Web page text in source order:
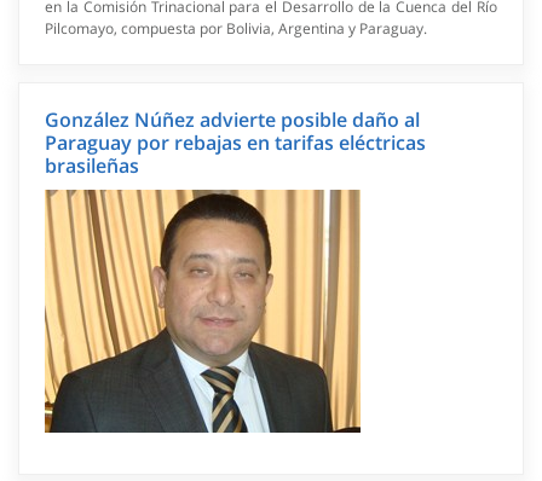
en la Comisión Trinacional para el Desarrollo de la Cuenca del Río
Pilcomayo, compuesta por Bolivia, Argentina y Paraguay.
González Núñez advierte posible daño al
Paraguay por rebajas en tarifas eléctricas
brasileñas